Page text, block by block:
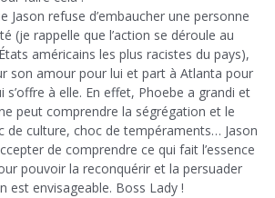
Jason refuse d’embaucher une personne
(je rappelle que l’action se déroule au
américains les plus racistes du pays),
son amour pour lui et part à Atlanta pour
s’offre à elle. En effet, Phoebe a grandi et
peut comprendre la ségrégation et le
de culture, choc de tempéraments… Jason
de comprendre ce qui fait l’essence
pouvoir la reconquérir et la persuader
est envisageable. Boss Lady !